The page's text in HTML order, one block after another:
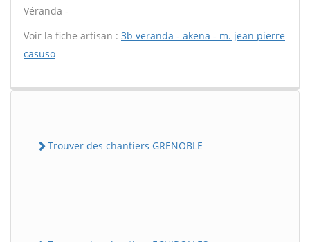
Véranda -
Voir la fiche artisan : 3b veranda - akena - m. jean pierre
casuso
Trouver des chantiers GRENOBLE